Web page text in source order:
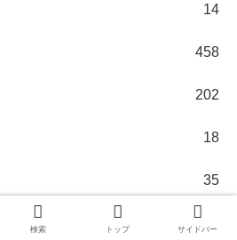
14
458
202
18
35
40
検索 トップ サイドバー